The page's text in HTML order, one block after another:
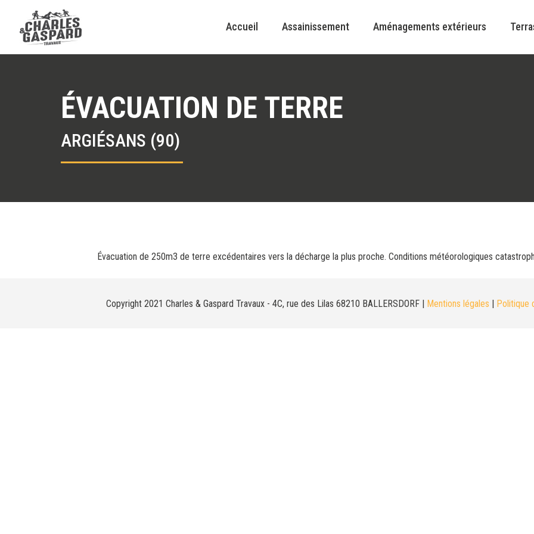
Accueil Assainissement Aménagements extérieurs
ÉVACUATION DE TERRE
ARGIÉSANS (90)
Évacuation de 250m3 de terre excédentaires vers la décharge la plus proche. Conditions météorologiques
Copyright 2021 Charles & Gaspard Travaux - 4C, rue des Lilas 68210 BALLERSDORF | Mentions légales | Politique